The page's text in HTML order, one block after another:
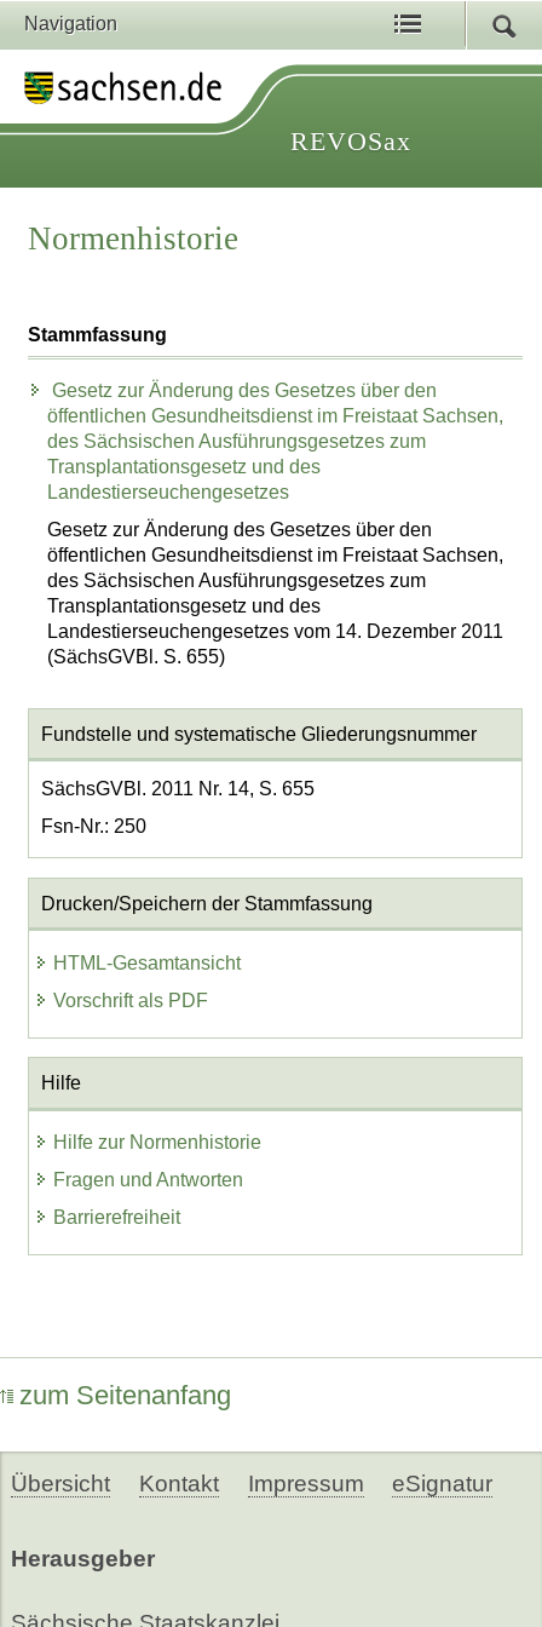
Navigation
REVOSax
Normenhistorie
Stammfassung
Gesetz zur Änderung des Gesetzes über den
öffentlichen Gesundheitsdienst im Freistaat Sachsen,
des Sächsischen Ausführungsgesetzes zum
Transplantationsgesetz und des
Landestierseuchengesetzes
Gesetz zur Änderung des Gesetzes über den
öffentlichen Gesundheitsdienst im Freistaat Sachsen,
des Sächsischen Ausführungsgesetzes zum
Transplantationsgesetz und des
Landestierseuchengesetzes vom 14. Dezember 2011
(SächsGVBl. S. 655)
Fundstelle und systematische Gliederungsnummer
SächsGVBl. 2011 Nr. 14, S. 655
Fsn-Nr.: 250
Drucken/Speichern der Stammfassung
HTML-Gesamtansicht
Vorschrift als PDF
Hilfe
Hilfe zur Normenhistorie
Fragen und Antworten
Barrierefreiheit
zum Seitenanfang
Übersicht Kontakt Impressum eSignatur
Herausgeber